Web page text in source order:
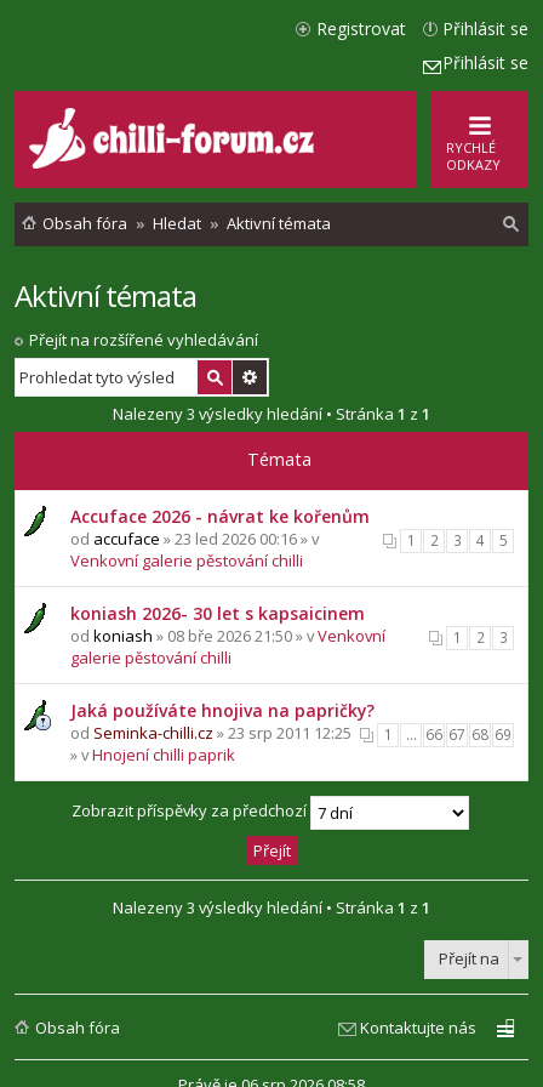
Přihlásit se
Přihlásit se
Registrovat
RYCHLÉ
ODKAZY
Obsah fóra Hledat Aktivní témata
t
Aktivní témata
Přejít na rozšířené vyhledávání
Nalezeny 3 výsledky hledání • Stránka 1 z 1
Témata
Accuface 2026 - návrat ke kořenům
1 2 3 4 5
od accuface » 23 led 2026 00:16 » v
Venkovní galerie pěstování chilli
koniash 2026- 30 let s kapsaicinem
1 2 3
od koniash » 08 bře 2026 21:50 » vVenkovní
galerie pěstování chilli
Jaká používáte hnojiva na papričky?
1 … 66 67 68 69
od Seminka-chilli.cz » 23 srp 2011 12:25
» vHnojení chilli paprik
Zobrazit příspěvky za předchozí
Nalezeny 3 výsledky hledání • Stránka 1 z 1
Přejít na
Obsah fóra Kontaktujte nás